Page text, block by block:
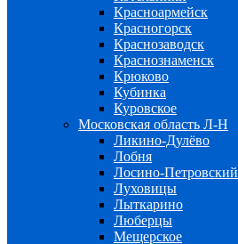
Красноармейск
Красногорск
Краснозаводск
Краснознаменск
Крюково
Кубинка
Куровское
Московская область Л-Н
Ликино-Дулёво
Лобня
Лосино-Петровский
Луховицы
Лыткарино
Люберцы
Мещерское